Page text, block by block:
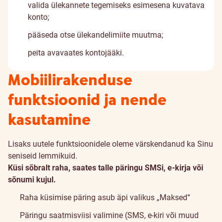
valida ülekannete tegemiseks esimesena kuvatava
konto;
pääseda otse ülekandelimiite muutma;
peita avavaates kontojääki.
Mobiilirakenduse
funktsioonid ja nende
kasutamine
Lisaks uutele funktsioonidele oleme värskendanud ka Sinu
seniseid lemmikuid.
Küsi sõbralt raha, saates talle päringu SMSi, e-kirja või
sõnumi kujul.
Raha küsimise päring asub äpi valikus „Maksed“
Päringu saatmisviisi valimine (SMS, e-kiri või muud